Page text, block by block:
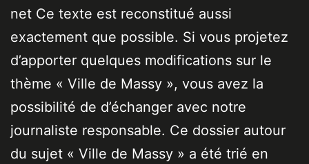
net Ce texte est reconstitué aussi
exactement que possible. Si vous projetez
d’apporter quelques modifications sur le
thème « Ville de Massy », vous avez la
possibilité de d’échanger avec notre
journaliste responsable. Ce dossier autour
du sujet « Ville de Massy » a été trié en